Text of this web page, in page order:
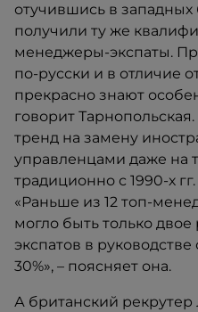
отучившись в западных
получили ту же
менеджеры-экспаты.
по-русски и в отличие
прекрасно знают
говорит
тренд на замену
управленцами даже на
традиционно с 1990-х
«Раньше из 12 топ-
могло быть только
экспатов в
30%», – поясняет она.
А британский